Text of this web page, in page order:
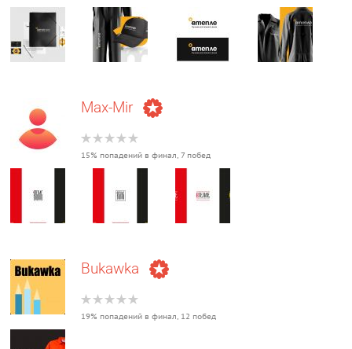
Max-Mir
15% попадений в финал, 7 побед
Bukawka
19% попадений в финал, 12 побед